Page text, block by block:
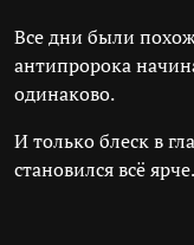
Все дни были
антипророка
одинаково.
И только блеск в
становился всё ярче.